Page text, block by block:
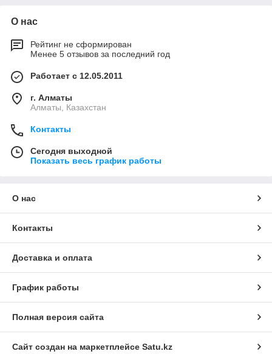
О нас
Рейтинг не сформирован
Менее 5 отзывов за последний год
Работает с 12.05.2011
г. Алматы
Алматы, Казахстан
Контакты
Сегодня выходной
Показать весь график работы
О нас
Контакты
Доставка и оплата
График работы
Полная версия сайта
Сайт создан на маркетплейсе Satu.kz